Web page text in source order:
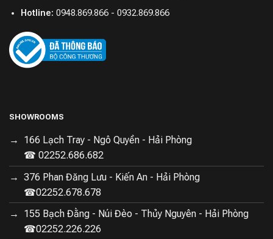
Hotline: 0948.869.866 - 0932.869.866
SHOWROOMS
166 Lạch Tray - Ngô Quyền - Hải Phòng
☎ 02252.686.682
376 Phan Đăng Lưu - Kiến An - Hải Phòng
☎02252.678.678
155 Bạch Đằng - Núi Đèo - Thủy Nguyên - Hải Phòng
☎02252.226.226